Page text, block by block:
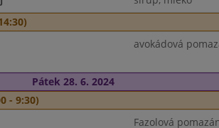
avokádová
Pátek 28. 6. 2024
- 9:30)
Fazolová